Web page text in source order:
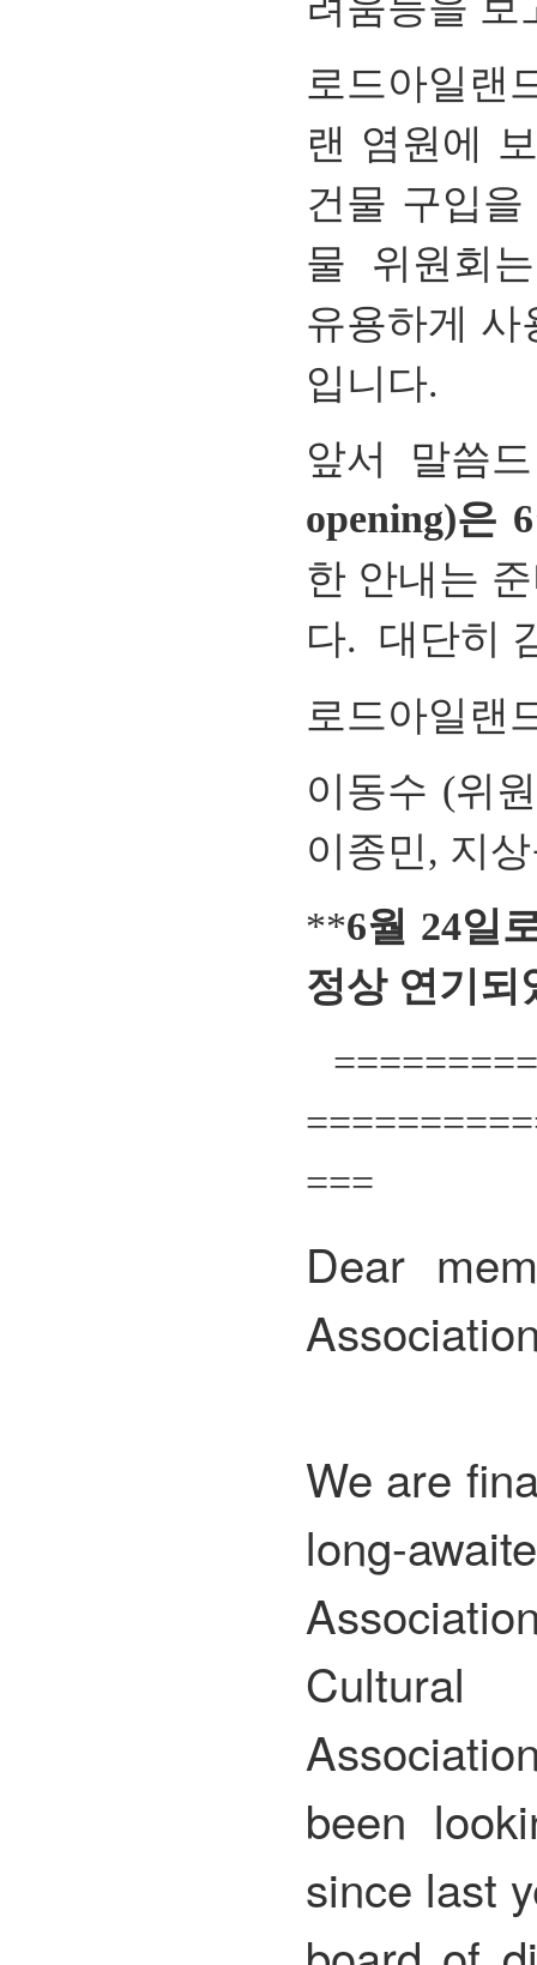
로드아일랜
랜 염원에
건물 구입을
물
위원회는
유용하게 사
입니다.
앞서
말씀
opening)은 6
한 안내는
다. 대단히
로드아일랜
이동수 (위
이종민, 지
**6월 24일
정상 연기되
===
Dear
We are
long-
Cultural
been
since last